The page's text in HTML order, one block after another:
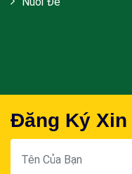
Đăng Ký Xin